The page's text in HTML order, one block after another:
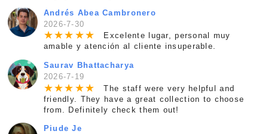
Andrés Abea Cambronero
2026-7-30
★★★ ★★
Excelente lugar, personal muy
amable y atención al cliente insuperable.
Saurav Bhattacharya
2026-7-19
★★★ ★★
The staff were very helpful and
friendly. They have a great collection to choose
from. Definitely check them out!
Piude Je